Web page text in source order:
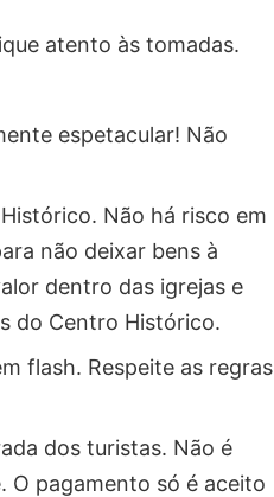
atento às tomadas.
espetacular! Não
Não há risco em
não deixar bens à
dentro das igrejas e
do Centro Histórico.
flash. Respeite as regras
dos turistas. Não é
O pagamento só é aceito